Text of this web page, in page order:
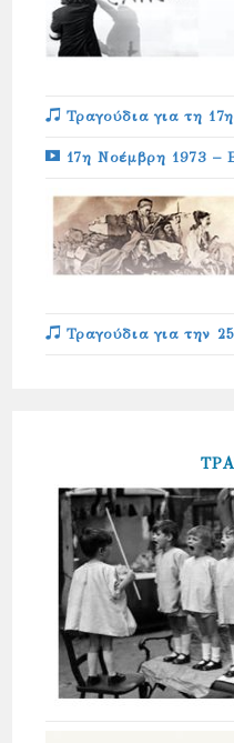
Τραγούδια για τη
17η Νοέμβρη 1973 –
Τραγούδια για την